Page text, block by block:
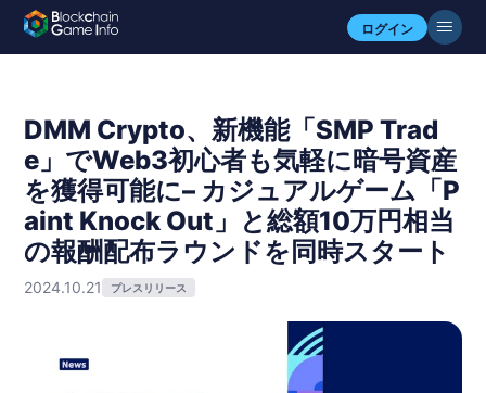
ログイン
DMM Crypto、新機能「SMP Trad
e」でWeb3初心者も気軽に暗号資産
を獲得可能に– カジュアルゲーム「P
aint Knock Out」と総額10万円相当
の報酬配布ラウンドを同時スタート
2024.10.21 プレスリリース